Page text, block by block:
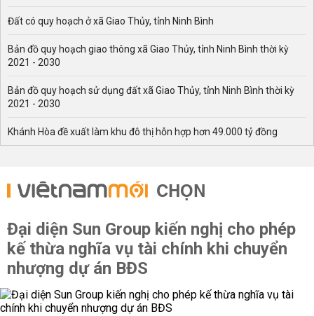
Để biết chính xác thời tiết Hà Nội 3 ngày tới có diễn biến
cụ thể như thế nào về:
Nhiệt độ thấp, cao
Lượng mưa
Hướng gió
Ngay bây giờ, trang thông tin điện tử tổng hợp -
vietnammoi.vn, xin gửi đến bạn đọc những thông chính
Dự báo thời tiết 3 ngày tới tại Hà Nội
Thời tiết 3 ngày tới tại Hà Nội dự báo bộ phận không khí
lạnh xuất hiện ở phía Bắc tiếp tục nén rãnh áp thấp và
dịch chuyển xuống phía Nam.
Do ảnh hưởng của rãnh áp thấp bị nén, cho nên từ đêm
Đất có quy hoạch ở xã Giao Thủy, tỉnh Ninh Bình
Bản đồ quy hoạch giao thông xã Giao Thủy, tỉnh Ninh Bình thời kỳ
2021 - 2030
Bản đồ quy hoạch sử dụng đất xã Giao Thủy, tỉnh Ninh Bình thời kỳ
2021 - 2030
Khánh Hòa đề xuất làm khu đô thị hỗn hợp hơn 49.000 tỷ đồng
CHỌN
Đại diện Sun Group kiến nghị cho phép
kế thừa nghĩa vụ tài chính khi chuyển
nhượng dự án BĐS